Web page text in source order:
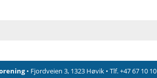
• Fjordveien 3, 1323 Høvik • Tlf. +47 67 10